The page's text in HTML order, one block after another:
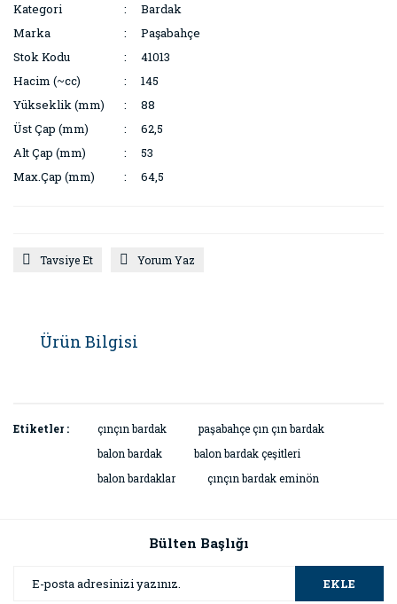
Kategori
Bardak
Marka
Paşabahçe
Stok Kodu
41013
Hacim (~cc)
145
Yükseklik (mm)
88
Üst Çap (mm)
62,5
Alt Çap (mm)
53
Max.Çap (mm)
64,5
Tavsiye Et Yorum Yaz
Ürün Bilgisi
Etiketler : çınçın bardak
paşabahçe çın çın bardak
balon bardak
balon bardak çeşitleri
balon bardaklar
çınçın bardak eminön
Bülten Başlığı
EKLE